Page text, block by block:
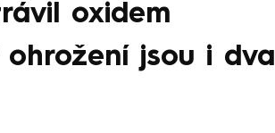
oxidem
jsou i dva